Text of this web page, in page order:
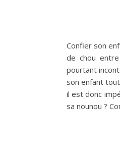
Confier son
de chou
pourtant
son enfant
il est donc
sa nounou ?